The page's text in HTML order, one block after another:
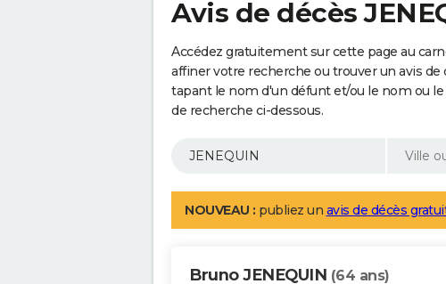
Avis de décès
Accédez gratuitement sur cette page au
affiner votre recherche ou trouver un avis
tapant le nom d'un défunt et/ou le nom ou
de recherche ci-dessous.
NOUVEAU : publiez un avis de décès
Bruno JENEQUIN (64 ans)